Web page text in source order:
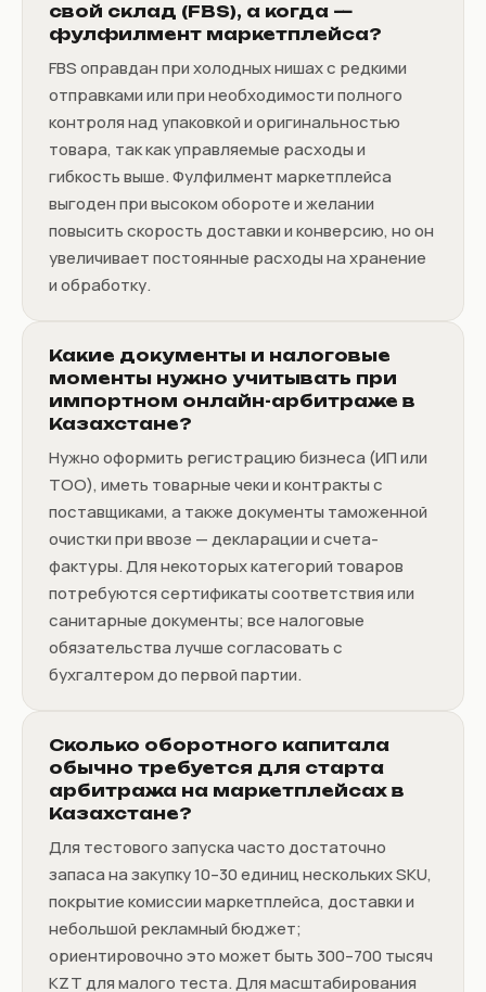
свой склад (FBS), а когда —
фулфилмент маркетплейса?
FBS оправдан при холодных нишах с редкими
отправками или при необходимости полного
контроля над упаковкой и оригинальностью
товара, так как управляемые расходы и
гибкость выше. Фулфилмент маркетплейса
выгоден при высоком обороте и желании
повысить скорость доставки и конверсию, но он
увеличивает постоянные расходы на хранение
и обработку.
Какие документы и налоговые
моменты нужно учитывать при
импортном онлайн-арбитраже в
Казахстане?
Нужно оформить регистрацию бизнеса (ИП или
ТОО), иметь товарные чеки и контракты с
поставщиками, а также документы таможенной
очистки при ввозе — декларации и счета-
фактуры. Для некоторых категорий товаров
потребуются сертификаты соответствия или
санитарные документы; все налоговые
обязательства лучше согласовать с
бухгалтером до первой партии.
Сколько оборотного капитала
обычно требуется для старта
арбитража на маркетплейсах в
Казахстане?
Для тестового запуска часто достаточно
запаса на закупку 10–30 единиц нескольких SKU,
покрытие комиссии маркетплейса, доставки и
небольшой рекламный бюджет;
ориентировочно это может быть 300–700 тысяч
KZT для малого теста. Для масштабирования